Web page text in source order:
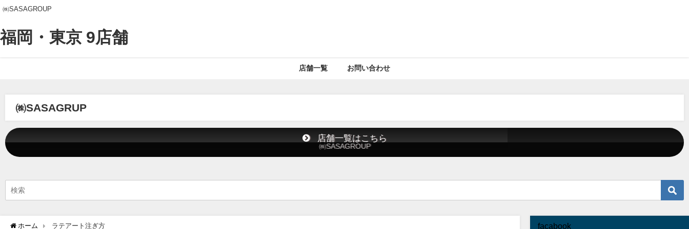
㈱SASAGROUP
福岡・東京 9店舗
店舗一覧 お問い合わせ
㈱SASAGRUP
店舗一覧はこちら
㈱SASAGROUP
ホーム ラテアート注ぎ方 facabook